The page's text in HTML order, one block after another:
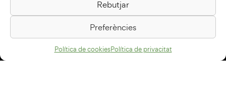
Rebutjar
Preferències
Política de cookiesPolítica de privacitat
Passeig de la Generalitat, 1
08500 Vic